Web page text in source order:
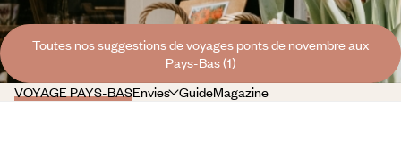
Toutes nos suggestions de voyages ponts de novembre aux
Pays-Bas (1)
VOYAGE PAYS-BASEnvies GuideMagazine